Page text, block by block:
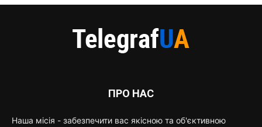
ПРО НАС
Наша місія - забезпечити вас якісною та об'єктивною